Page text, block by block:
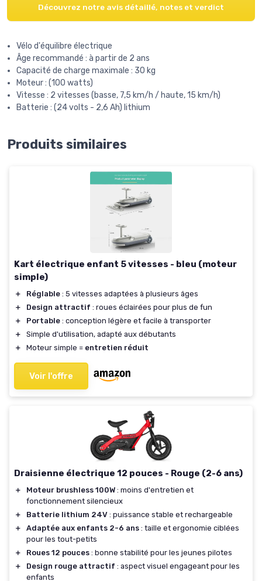
Découvrez notre avis détaillé, notes et verdict
Vélo d'équilibre électrique
Âge recommandé : à partir de 2 ans
Capacité de charge maximale : 30 kg
Moteur : (100 watts)
Vitesse : 2 vitesses (basse, 7,5 km/h / haute, 15 km/h)
Batterie : (24 volts - 2,6 Ah) lithium
Produits similaires
Kart électrique enfant 5 vitesses - bleu (moteur
simple)
＋ Réglable : 5 vitesses adaptées à plusieurs âges
＋
Design attractif : roues éclairées pour plus de fun
＋
Portable : conception légère et facile à transporter
＋
Simple d'utilisation, adapté aux débutants
＋
Moteur simple = entretien réduit
Voir l'offre
Draisienne électrique 12 pouces - Rouge (2-6 ans)
＋ Moteur brushless 100W : moins d'entretien et
fonctionnement silencieux
＋
Batterie lithium 24V : puissance stable et rechargeable
＋
Adaptée aux enfants 2-6 ans : taille et ergonomie ciblées
pour les tout-petits
＋
Roues 12 pouces : bonne stabilité pour les jeunes pilotes
＋
Design rouge attractif : aspect visuel engageant pour les
enfants